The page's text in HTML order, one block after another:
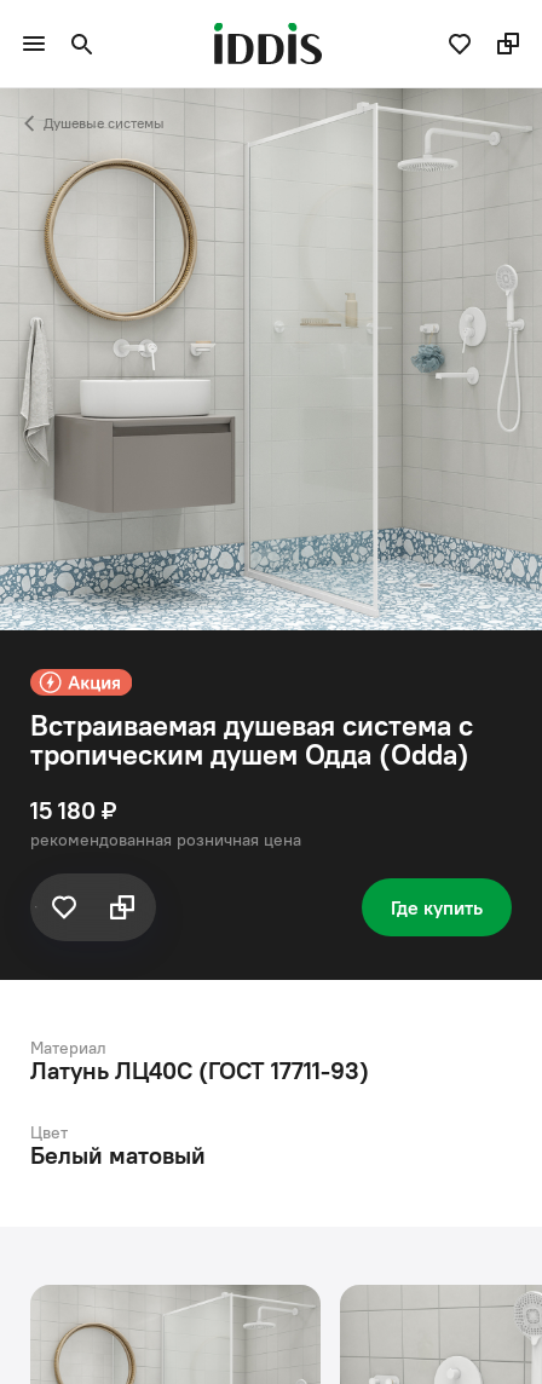
Душевые системы
Встраиваемая душевая система с
тропическим душем Одда (Odda)
15 180 ₽
рекомендованная розничная цена
Где купить
Материал
Латунь ЛЦ40C (ГОСТ 17711-93)
Цвет
Белый матовый